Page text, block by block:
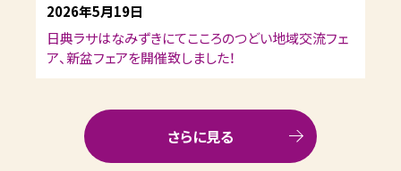
2026年5月19日
日典ラサはなみずきにてこころのつどい地域交流フェ
ア、新盆フェアを開催致しました！
さらに見る